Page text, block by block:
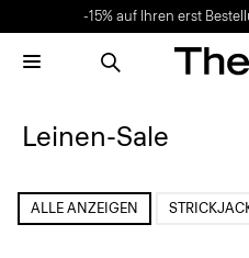
-15% auf Ihren erst
Leinen-Sale
ALLE ANZEIGEN